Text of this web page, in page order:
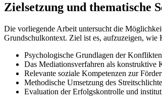
Zielsetzung und thematische
Die vorliegende Arbeit untersucht die
Grundschulkontext. Ziel ist es, aufzuzeigen,
Psychologische Grundlagen der
Das Mediationsverfahren als konstruktive
Relevante soziale Kompetenzen zur
Methodische Umsetzung des
Evaluation der Erfolgskontrolle und